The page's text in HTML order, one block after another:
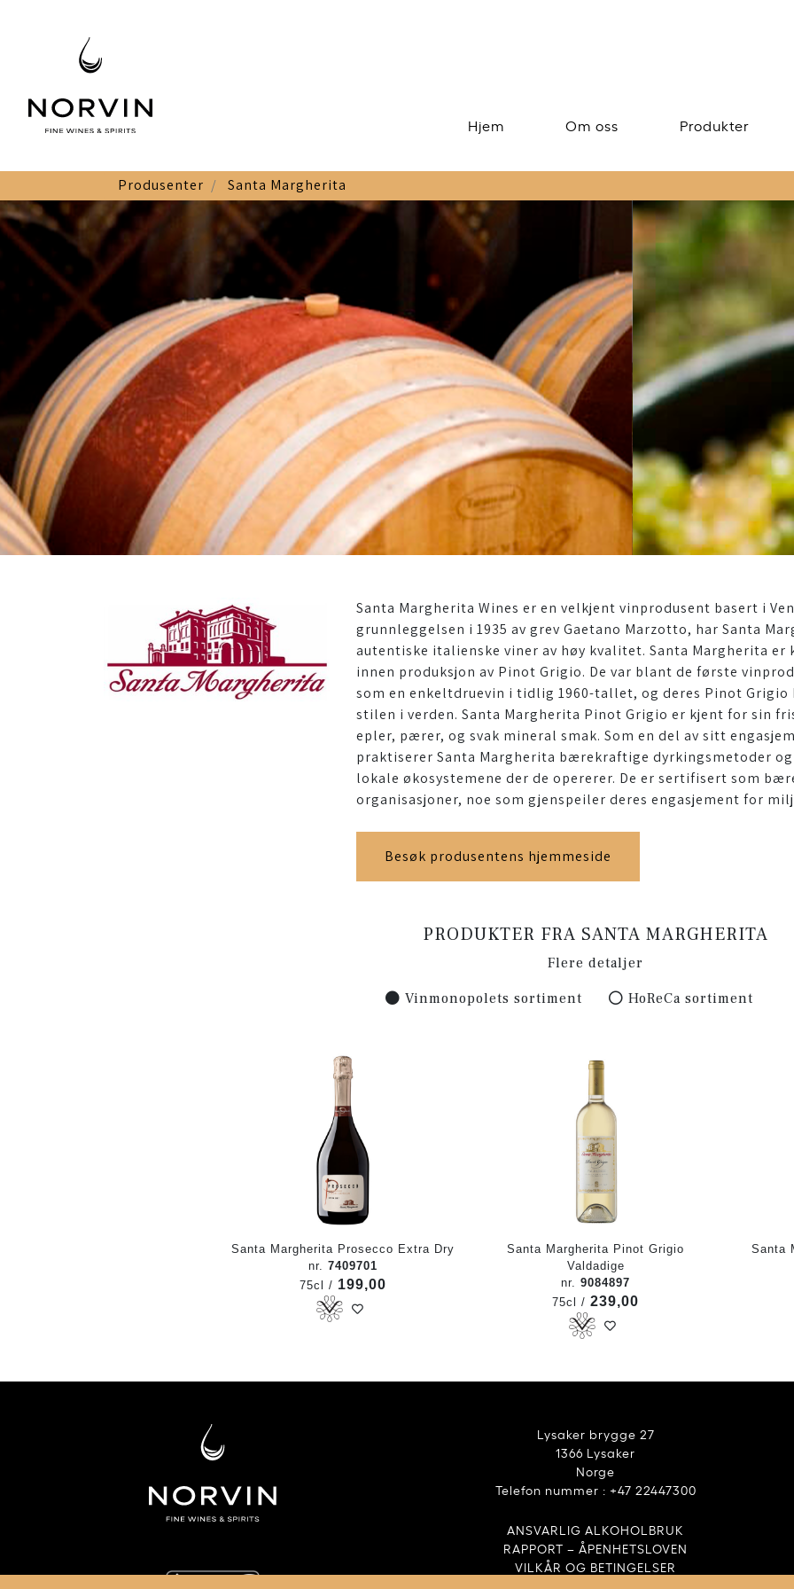
Hjem Om oss Produkter
Produsenter Santa Margherita
Santa Margherita Wines er en velkjent vinprodusent basert i
grunnleggelsen i 1935 av grev Gaetano Marzotto, har Santa
autentiske italienske viner av høy kvalitet. Santa Margherita
innen produksjon av Pinot Grigio. De var blant de første
som en enkeltdruevin i tidlig 1960-tallet, og deres Pinot
stilen i verden. Santa Margherita Pinot Grigio er kjent for sin
epler, pærer, og svak mineral smak. Som en del av sitt
praktiserer Santa Margherita bærekraftige dyrkingsmetoder
lokale økosystemene der de opererer. De er sertifisert som
organisasjoner, noe som gjenspeiler deres engasjement for
Besøk produsentens hjemmeside
PRODUKTER FRA SANTA MARGHERITA
Flere detaljer
Vinmonopolets sortiment
HoReCa sortiment
Santa Margherita Prosecco Extra Dry
nr. 7409701
75cl / 199,00
Santa Margherita Pinot Grigio
Valdadige
nr. 9084897
75cl / 239,00
Santa
Lysaker brygge 27
1366 Lysaker
Norge
Telefon nummer : +47 22447300
ANSVARLIG ALKOHOLBRUK
RAPPORT – ÅPENHETSLOVEN
VILKÅR OG BETINGELSER